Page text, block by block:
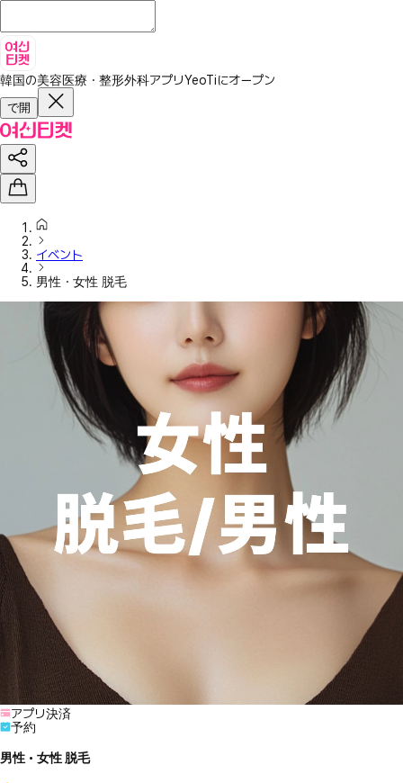
韓国の美容医療・整形外科アプリYeoTiにオープン
で開
イベント
男性・女性 脱毛
アプリ決済
予約
男性・女性 脱毛